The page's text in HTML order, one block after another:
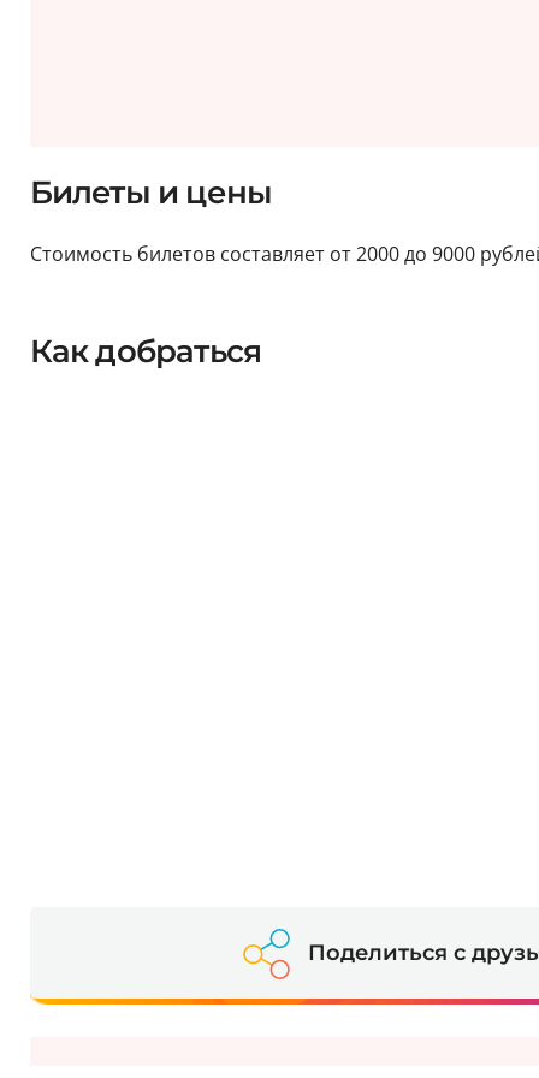
Билеты и цены
Стоимость билетов составляет от 2000 до 9000
Как добраться
Поделиться с